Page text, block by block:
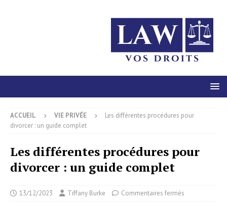
ACCUEIL VIE PRIVÉE
Les différentes procédures pour
divorcer : un guide complet
Les différentes procédures pour
divorcer : un guide complet
13/12/2023 Tiffany Burke Commentaires fermés